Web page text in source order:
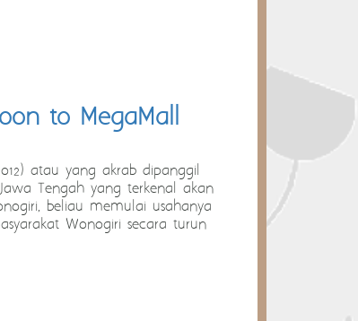
to MegaMall
atau yang akrab dipanggil
Tengah yang terkenal akan
beliau memulai usahanya
Wonogiri secara turun